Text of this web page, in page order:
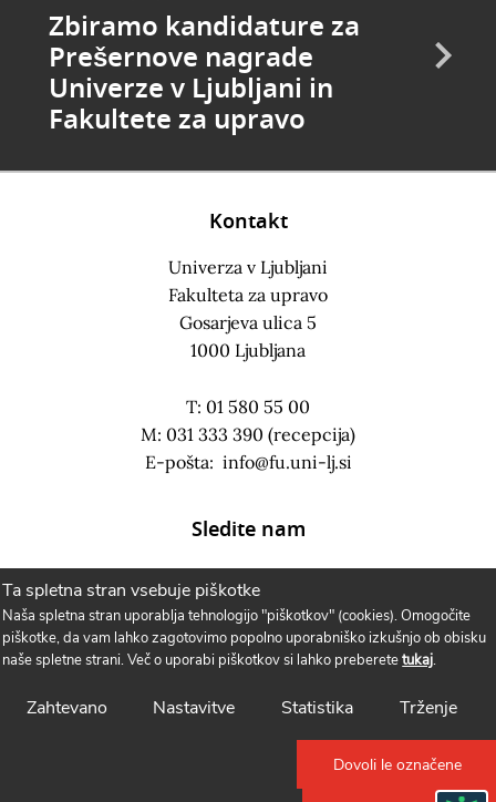
Ta spletna stran vsebuje piškotke
Naša spletna stran uporablja tehnologijo "piškotkov" (cookies). Omogočite
piškotke, da vam lahko zagotovimo popolno uporabniško izkušnjo ob obisku
naše spletne strani. Več o uporabi piškotkov si lahko preberetetukaj.
Zahtevano Nastavitve Statistika Trženje
Dovoli le označene
Zbiramo kandidature za
Prešernove nagrade
Univerze v Ljubljani in
Fakultete za upravo
Kontakt
Univerza v Ljubljani
Fakulteta za upravo
Gosarjeva ulica 5
1000 Ljubljana
T: 01 580 55 00
M: 031 333 390 (recepcija)
E-pošta: info@fu.uni-lj.si
Sledite nam